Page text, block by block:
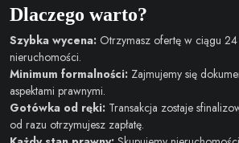
Dlaczego warto?
Szybka wycena: Otrzymasz ofertę w ciągu
nieruchomości.
Minimum formalności: Zajmujemy się
aspektami prawnymi.
Gotówka od ręki: Transakcja zostaje
od razu otrzymujesz zapłatę.